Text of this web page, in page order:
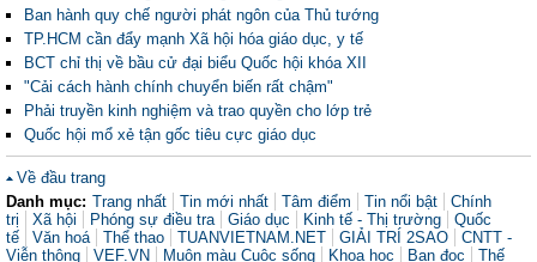
Ban hành quy chế người phát ngôn của Thủ tướng
TP.HCM cần đẩy mạnh Xã hội hóa giáo dục, y tế
BCT chỉ thị về bầu cử đại biểu Quốc hội khóa XII
"Cải cách hành chính chuyển biến rất chậm"
Phải truyền kinh nghiệm và trao quyền cho lớp trẻ
Quốc hội mổ xẻ tận gốc tiêu cực giáo dục
Về đầu trang
Danh mục: Trang nhất Tin mới nhất Tâm điểm Tin nổi bật
Chính
trị
Xã hội Phóng sự điều tra Giáo dục Kinh tế - Thị trường
Quốc
tế
Văn hoá Thể thao TUANVIETNAM.NET GIẢI TRÍ 2SAO
CNTT -
Viễn thông
VEF.VN Muôn màu Cuộc sống Khoa học Bạn đọc Thế